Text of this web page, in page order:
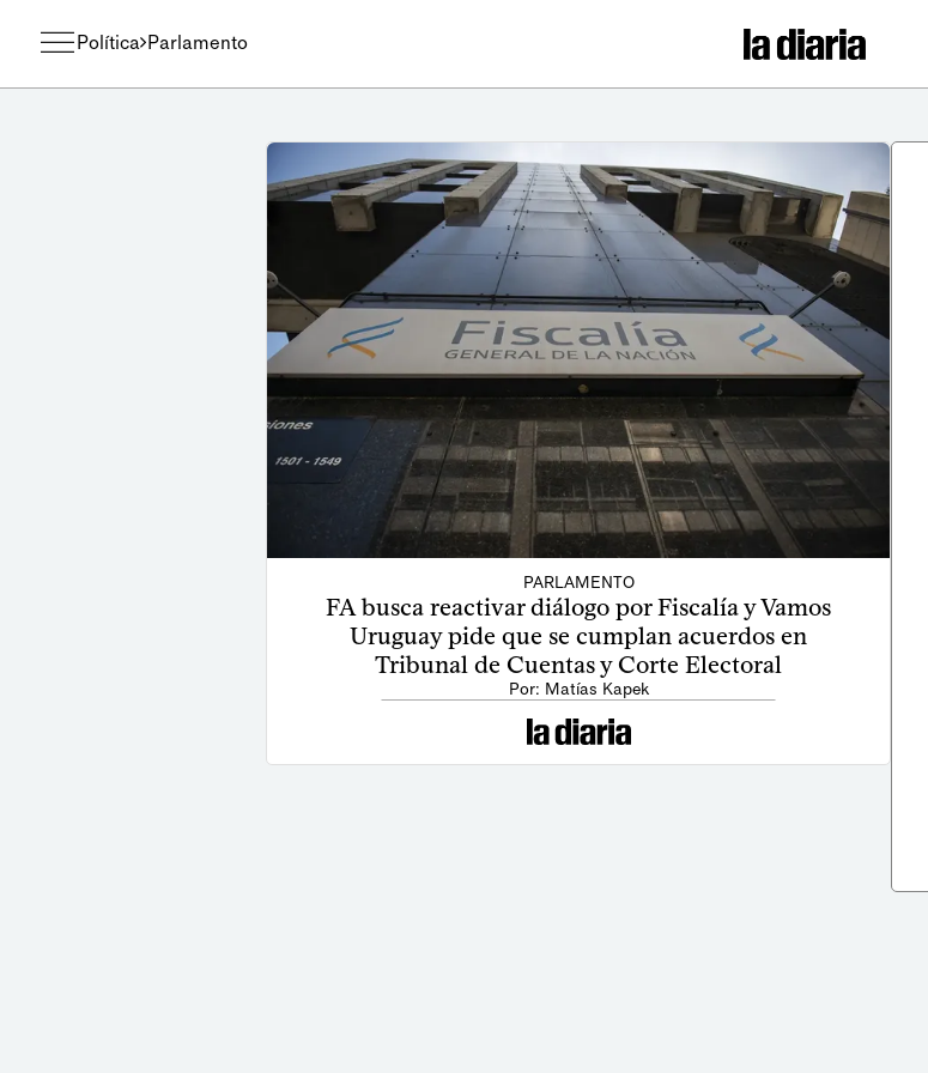
Política Parlamento
PARLAMENTO
FA busca reactivar diálogo por Fiscalía y Vamos
Uruguay pide que se cumplan acuerdos en
Tribunal de Cuentas y Corte Electoral
Por: Matías Kapek